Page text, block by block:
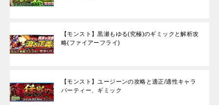
【モンスト】黒瀬もゆる(究極)のギミックと解析攻
略(ファイアーフライ)
【モンスト】ユージーンの攻略と適正/適性キャラ
パーティー、ギミック